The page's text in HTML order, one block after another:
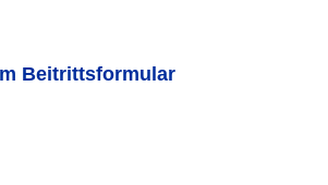
Beitrittsformular